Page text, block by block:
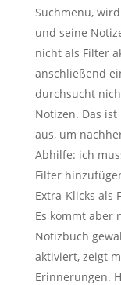
Suchmenü,
und seine
nicht als Filter
anschließend
durchsucht
Notizen. Das
aus, um
Abhilfe: ich
Filter
Extra-Klicks als
Es kommt aber
Notizbuch
aktiviert, zeigt
Erinnerungen.